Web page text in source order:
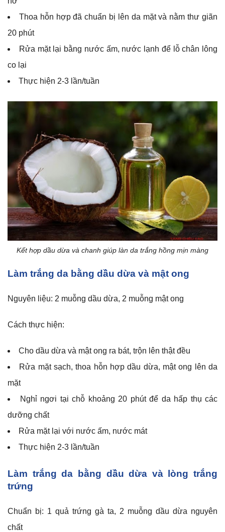
Thoa hỗn hợp đã chuẩn bị lên da mặt và nằm thư giãn
20 phút
Rửa mặt lại bằng nước ấm, nước lạnh để lỗ chân lông
co lại
Thực hiện 2-3 lần/tuần
Kết hợp dầu dừa và chanh giúp làn da trắng hồng mịn màng
Làm trắng da bằng dầu dừa và mật ong
Nguyên liệu: 2 muỗng dầu dừa, 2 muỗng mật ong
Cách thực hiện:
Cho dầu dừa và mật ong ra bát, trộn lên thật đều
Rửa mặt sạch, thoa hỗn hợp dầu dừa, mật ong lên da
mặt
Nghỉ ngơi tại chỗ khoảng 20 phút để da hấp thụ các
dưỡng chất
Rửa mặt lại với nước ấm, nước mát
Thực hiện 2-3 lần/tuần
Làm trắng da bằng dầu dừa và lòng trắng
trứng
Chuẩn bị: 1 quả trứng gà ta, 2 muỗng dầu dừa nguyên
chất